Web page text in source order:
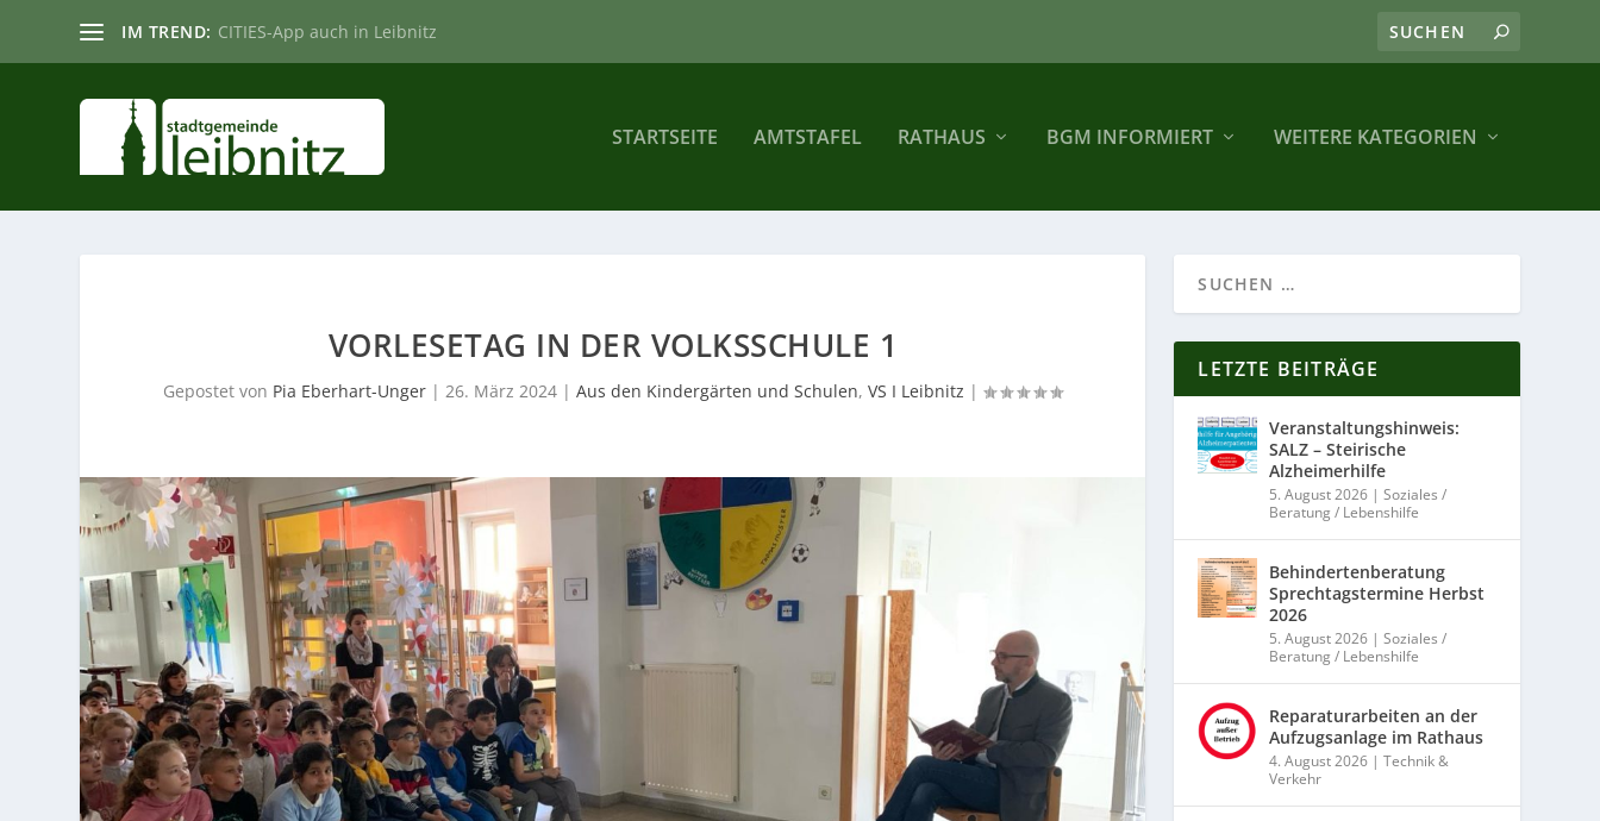
IM TREND: CITIES-App auch in Leibnitz
STARTSEITE AMTSTAFEL RATHAUS BGM INFORMIERT WEITERE KATEGORIEN
VORLESETAG IN DER VOLKSSCHULE 1
Gepostet von Pia Eberhart-Unger |26. März 2024 |Aus den Kindergärten und Schulen,VS I Leibnitz |
LETZTE BEITRÄGE
Veranstaltungshinweis:
SALZ – Steirische
Alzheimerhilfe
5. August 2026 |Soziales /
Beratung / Lebenshilfe
Behindertenberatung
Sprechtagstermine Herbst
2026
5. August 2026 |Soziales /
Beratung / Lebenshilfe
Reparaturarbeiten an der
Aufzugsanlage im Rathaus
4. August 2026 |Technik &
Verkehr